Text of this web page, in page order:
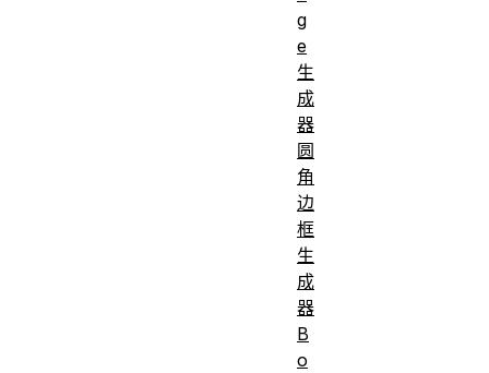
g
e
生
成
器
圆
角
边
框
生
成
器
B
o